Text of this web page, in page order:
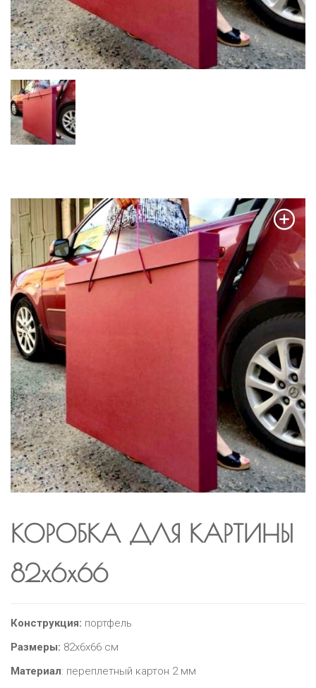
КОРОБКА ДЛЯ КАРТИНЫ
82х6х66
Конструкция: портфель
Размеры: 82х6х66 см
Материал: переплетный картон 2 мм